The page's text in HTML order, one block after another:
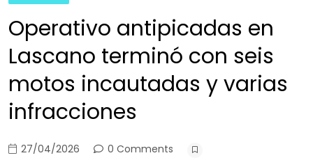
Operativo antipicadas en
Lascano terminó con seis
motos incautadas y varias
infracciones
27/04/2026 0 Comments